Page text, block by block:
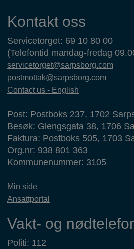
Kontakt oss
Servicetorget: 69 10 80 00
(Telefontid mandag-fredag
servicetorget@sarpsborg.com
postmottak@sarpsborg.com
Contact us - English
Post: Postboks 237, 1702
Besøk: Glengsgata 38, 1706
Faktura: Postboks 505, 1703
Org.nr: 938 801 363
Kommunenummer: 3105
Min side
Ansattportal
Vakt- og
Politi: 112